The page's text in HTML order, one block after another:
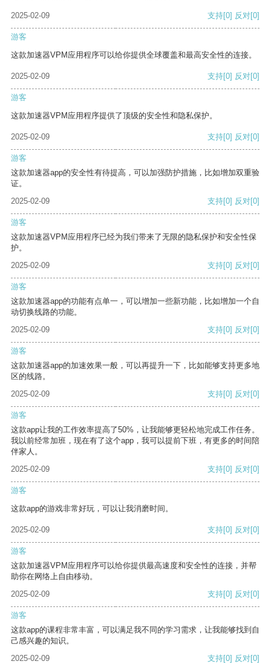
2025-02-09 支持[0] 反对[0]
游客
这款加速器VPM应用程序可以给你提供全球覆盖和最高安全性的连接。
2025-02-09 支持[0] 反对[0]
游客
这款加速器VPM应用程序提供了顶级的安全性和隐私保护。
2025-02-09 支持[0] 反对[0]
游客
这款加速器app的安全性有待提高，可以加强防护措施，比如增加双重验
证。
2025-02-09
支持[0] 反对[0]
游客
这款加速器VPM应用程序已经为我们带来了无限的隐私保护和安全性保
护。
2025-02-09
支持[0] 反对[0]
游客
这款加速器app的功能有点单一，可以增加一些新功能，比如增加一个自
动切换线路的功能。
2025-02-09
支持[0] 反对[0]
游客
这款加速器app的加速效果一般，可以再提升一下，比如能够支持更多地
区的线路。
2025-02-09
支持[0] 反对[0]
游客
这款app让我的工作效率提高了50%，让我能够更轻松地完成工作任务。
我以前经常加班，现在有了这个app，我可以提前下班，有更多的时间陪
伴家人。
2025-02-09
支持[0] 反对[0]
游客
这款app的游戏非常好玩，可以让我消磨时间。
2025-02-09 支持[0] 反对[0]
游客
这款加速器VPM应用程序可以给你提供最高速度和安全性的连接，并帮
助你在网络上自由移动。
2025-02-09
支持[0] 反对[0]
游客
这款app的课程非常丰富，可以满足我不同的学习需求，让我能够找到自
己感兴趣的知识。
2025-02-09
支持[0] 反对[0]